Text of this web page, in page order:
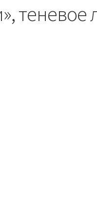
теневое